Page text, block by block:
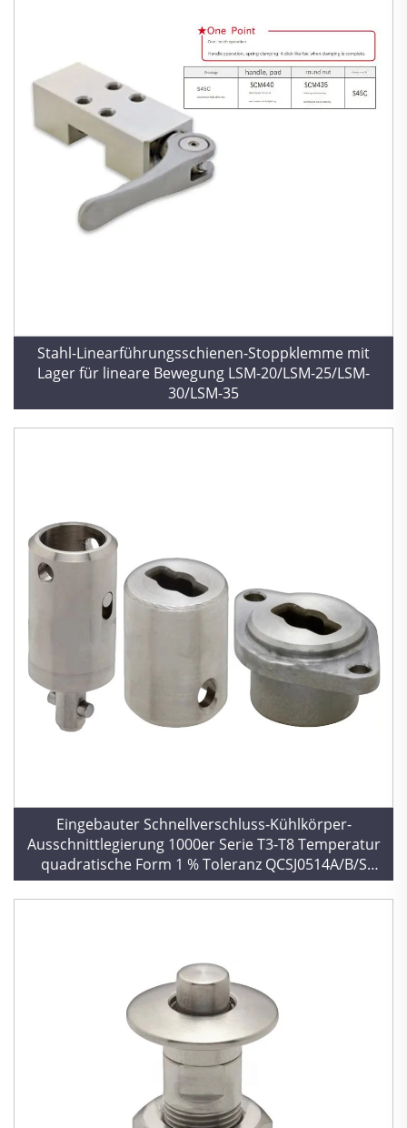
Stahl-Linearführungsschienen-Stoppklemme mit
Lager für lineare Bewegung LSM-20/LSM-25/LSM-
30/LSM-35
Eingebauter Schnellverschluss-Kühlkörper-
Ausschnittlegierung 1000er Serie T3-T8 Temperatur
quadratische Form 1 % Toleranz QCSJ0514A/B/S
QCSJS0822A/S